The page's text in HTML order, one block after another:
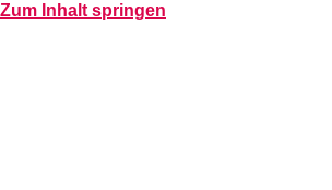
Zum Inhalt springen